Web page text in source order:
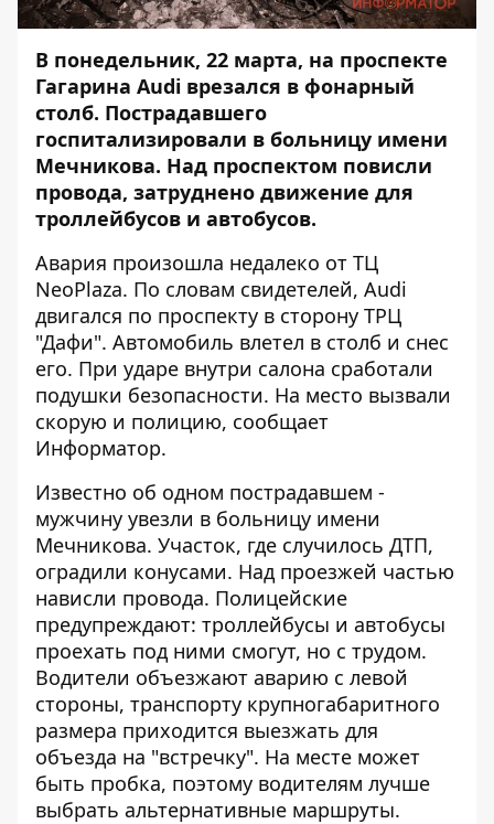
В понедельник, 22 марта, на проспекте
Гагарина Audi врезался в фонарный
столб. Пострадавшего
госпитализировали в больницу имени
Мечникова. Над проспектом повисли
провода, затруднено движение для
троллейбусов и автобусов.
Авария произошла недалеко от ТЦ
NeoPlaza. По словам свидетелей, Audi
двигался по проспекту в сторону ТРЦ
"Дафи". Автомобиль влетел в столб и снес
его. При ударе внутри салона сработали
подушки безопасности. На место вызвали
скорую и полицию, сообщает
Информатор.
Известно об одном пострадавшем -
мужчину увезли в больницу имени
Мечникова. Участок, где случилось ДТП,
оградили конусами. Над проезжей частью
нависли провода. Полицейские
предупреждают: троллейбусы и автобусы
проехать под ними смогут, но с трудом.
Водители объезжают аварию с левой
стороны, транспорту крупногабаритного
размера приходится выезжать для
объезда на "встречку". На месте может
быть пробка, поэтому водителям лучше
выбрать альтернативные маршруты.